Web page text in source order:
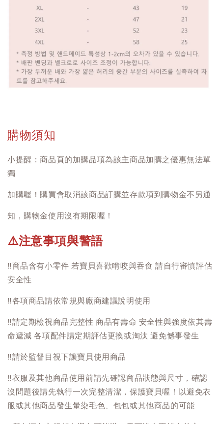
購物須知
小提醒：商品頁的加購品項為該主商品加購之優惠無法單
獨
加購喔！購買會取消該商品訂購並存款項到購物金不另通
知，購物金使用沒有期限喔！
⚠️注意事項與警語
‼️商品含有小零件 若寶貝喜歡啃咬與吞食 請自行審慎評估
安全性
‼️各項商品請依常規與廠商建議說明使用
‼️請定期檢視商品完整性 商品有壽命 安全性與強度依其壽
命遞減 各項配件請定期評估更換或淘汰 避免憾事發生
‼️請於監督目視下讓寶貝使用商品
‼️衣服及其他商品使用前請先確認商品狀態與尺寸，確認
沒問題後請先執行一次完整清潔，保護寶貝喔！以避免衣
服或其他商品發生暈染毛色、包包或其他商品的可能